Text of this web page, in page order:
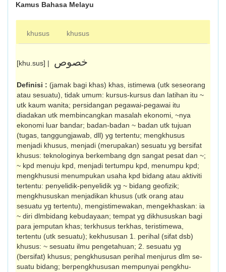
Kamus Bahasa Melayu
khusus khusus
[khu.sus] | خصوص
Definisi : (jamak bagi khas) khas, istimewa (utk seseorang
atau sesuatu), tidak umum: kursus-kursus dan latihan itu ~
utk kaum wanita; persidangan pegawai-pegawai itu
diadakan utk membincangkan masalah ekonomi, ~nya
ekonomi luar bandar; badan-badan ~ badan utk tujuan
(tugas, tanggungjawab, dll) yg tertentu; mengkhusus
menjadi khusus, menjadi (merupakan) sesuatu yg bersifat
khusus: teknologinya berkembang dgn sangat pesat dan ~;
~ kpd menuju kpd, menjadi tertumpu kpd, menumpu kpd;
mengkhususi menumpukan usaha kpd bidang atau aktiviti
tertentu: penyelidik-penyelidik yg ~ bidang geofizik;
mengkhususkan menjadikan khusus (utk orang atau
sesuatu yg tertentu), mengis­timewakan, mengekhaskan: ia
~ diri dlmbidang kebudayaan; tempat yg dikhususkan bagi
para jemputan khas; terkhusus terkhas, teristimewa,
tertentu (utk sesuatu); kekhususan 1. perihal (sifat dsb)
khusus: ~ sesuatu ilmu pengetahuan; 2. sesuatu yg
(bersifat) khusus; pengkhususan perihal menjurus dlm se­
suatu bidang; berpengkhususan mempunyai pengkhu­